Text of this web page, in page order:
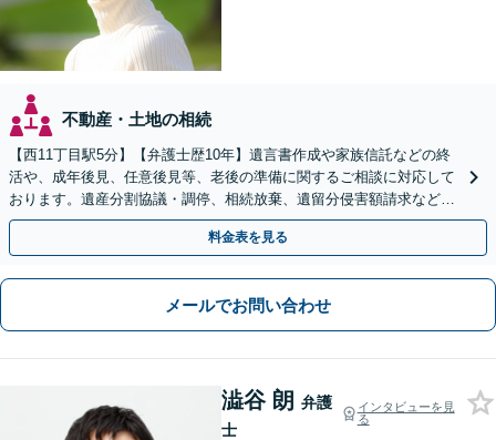
不動産・土地の相続
【西11丁目駅5分】【弁護士歴10年】遺言書作成や家族信託などの終
活や、成年後見、任意後見等、老後の準備に関するご相談に対応して
おります。遺産分割協議・調停、相続放棄、遺留分侵害額請求など
も、お任せください。【初回相談無料】【Web面談可】
料金表を見る
メールでお問い合わせ
澁谷 朗 弁護
士
インタビューを見
る